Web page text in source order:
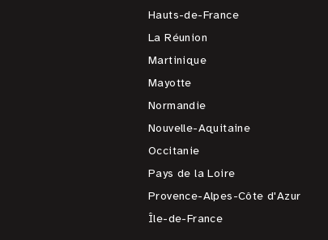
Hauts-de-France
La Réunion
Martinique
Mayotte
Normandie
Nouvelle-Aquitaine
Occitanie
Pays de la Loire
Provence-Alpes-Côte d'Azur
Île-de-France